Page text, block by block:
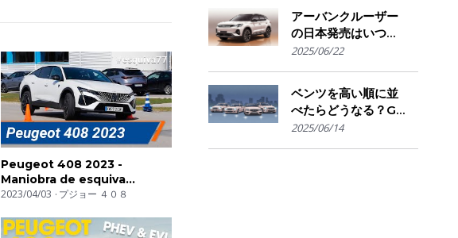
Peugeot 408 2023 -
Maniobra de esquiva
(moose test) y eslalon |
2023/04/03 プジョー ４０８
アーバンクルーザー
の日本発売はいつ？
国内導入の可能性と
2025/06/22
ベンツを高い順に並
べたらどうなる？G
クラスからSマイバ
2025/06/14